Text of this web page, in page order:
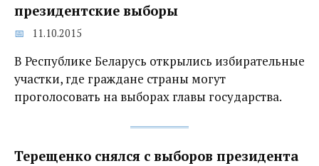
президентские выборы
11.10.2015
В Республике Беларусь открылись избирательные
участки, где граждане страны могут
проголосовать на выборах главы государства.
Терещенко снялся с выборов президента